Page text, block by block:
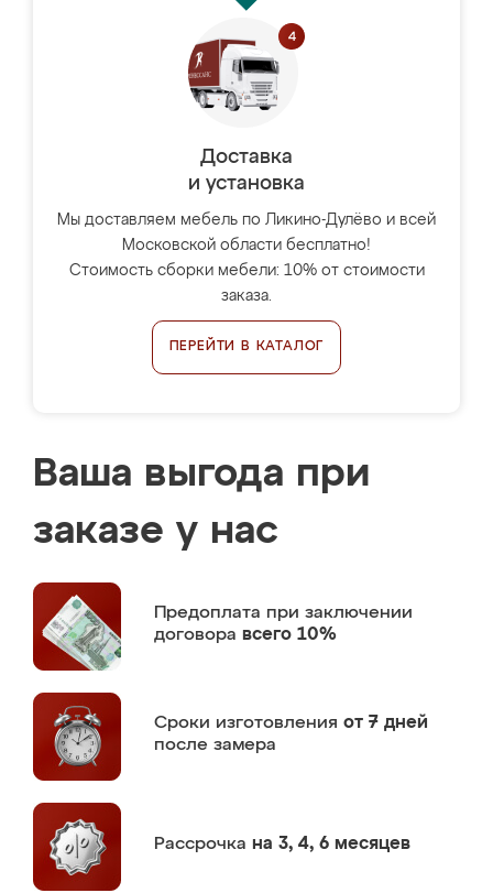
Доставка
и установка
Мы доставляем мебель по Ликино-Дулёво и всей
Московской области бесплатно!
Стоимость сборки мебели: 10% от стоимости
заказа.
ПЕРЕЙТИ В КАТАЛОГ
Ваша выгода при
заказе у нас
Предоплата при заключении
договора всего 10%
Сроки изготовления от 7 дней
после замера
Рассрочка на 3, 4, 6 месяцев